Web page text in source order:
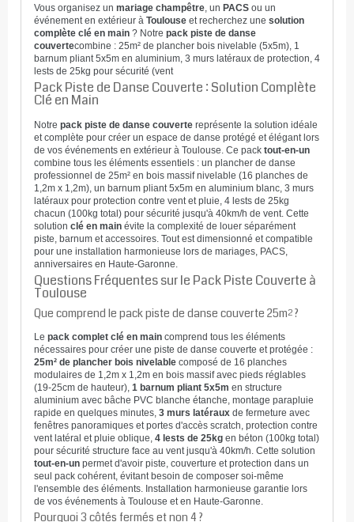
Vous organisez un mariage champêtre, un PACS ou un
événement en extérieur à Toulouse et recherchez une solution
complète clé en main ? Notre pack piste de danse
couvertecombine : 25m² de plancher bois nivelable (5x5m), 1
barnum pliant 5x5m en aluminium, 3 murs latéraux de protection, 4
lests de 25kg pour sécurité (vent
Pack Piste de Danse Couverte : Solution Complète
Clé en Main
Notre pack piste de danse couverte représente la solution idéale
et complète pour créer un espace de danse protégé et élégant lors
de vos événements en extérieur à Toulouse. Ce pack tout-en-un
combine tous les éléments essentiels : un plancher de danse
professionnel de 25m² en bois massif nivelable (16 planches de
1,2m x 1,2m), un barnum pliant 5x5m en aluminium blanc, 3 murs
latéraux pour protection contre vent et pluie, 4 lests de 25kg
chacun (100kg total) pour sécurité jusqu'à 40km/h de vent. Cette
solution clé en main évite la complexité de louer séparément
piste, barnum et accessoires. Tout est dimensionné et compatible
pour une installation harmonieuse lors de mariages, PACS,
anniversaires en Haute-Garonne.
Questions Fréquentes sur le Pack Piste Couverte à
Toulouse
Que comprend le pack piste de danse couverte 25m² ?
Le pack complet clé en main comprend tous les éléments
nécessaires pour créer une piste de danse couverte et protégée :
25m² de plancher bois nivelable composé de 16 planches
modulaires de 1,2m x 1,2m en bois massif avec pieds réglables
(19-25cm de hauteur), 1 barnum pliant 5x5m en structure
aluminium avec bâche PVC blanche étanche, montage parapluie
rapide en quelques minutes, 3 murs latéraux de fermeture avec
fenêtres panoramiques et portes d'accès scratch, protection contre
vent latéral et pluie oblique, 4 lests de 25kg en béton (100kg total)
pour sécurité structure face au vent jusqu'à 40km/h. Cette solution
tout-en-un permet d'avoir piste, couverture et protection dans un
seul pack cohérent, évitant besoin de composer soi-même
l'ensemble des éléments. Installation harmonieuse garantie lors
de vos événements à Toulouse et en Haute-Garonne.
Pourquoi 3 côtés fermés et non 4 ?